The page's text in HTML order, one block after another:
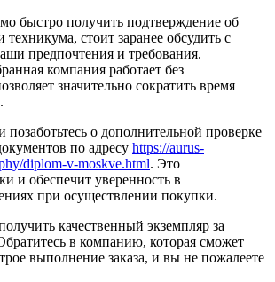
быстро получить подтверждение об
техникума, стоит заранее обсудить с
предпочтения и требования.
компания работает без
значительно сократить время
о дополнительной проверке
по адресу https://aurus-
diplom-v-moskve.html. Это
и обеспечит уверенность в
при осуществлении покупки.
качественный экземпляр за
в компанию, которая сможет
выполнение заказа, и вы не пожалеете